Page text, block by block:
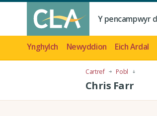
Y pencampwyr
Ynghylch Newyddion Eich Ardal
Cartref Pobl
Chris Farr